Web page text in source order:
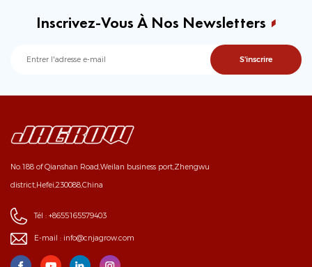
Inscrivez-Vous À Nos Newsletters
No.188 of Qianshan Road,Weilan business port,Zhengwu
district,Hefei,230088,China
Tél : +8655165579403
E-mail : info@cnjagrow.com